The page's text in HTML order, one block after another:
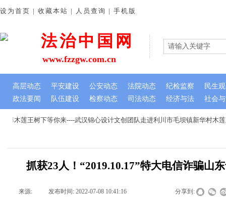
木莲王树下等你来----武汉锦心设计文创团队走进利川市毛坝镇新华村木莲
法治中国网
政法要闻 队伍建设 检察动态 司法动态 经济与法 社会
设为首页 | 收藏本站 | 人员查询 | 手机版
www.fzzgw.com.cn
高层动态 平安建设 公安动态 法院动态 纪检监察 民生
抓获23人！“2019.10.17”特大电信诈骗山
来源: 发布时间: 2022-07-08 10:41:16 分享到: